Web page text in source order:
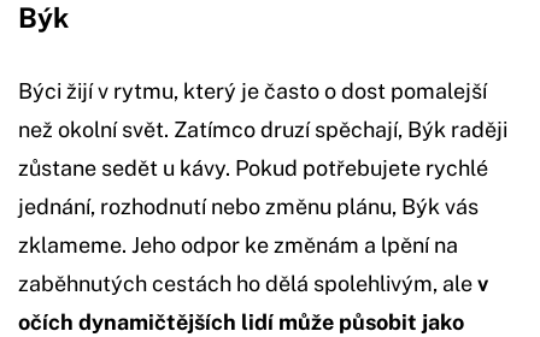
Býk
Býci žijí v rytmu, který je často o dost pomalejší
než okolní svět. Zatímco druzí spěchají, Býk raději
zůstane sedět u kávy. Pokud potřebujete rychlé
jednání, rozhodnutí nebo změnu plánu, Býk vás
zklameme. Jeho odpor ke změnám a lpění na
zaběhnutých cestách ho dělá spolehlivým, alev
očích dynamičtějších lidí může působit jako